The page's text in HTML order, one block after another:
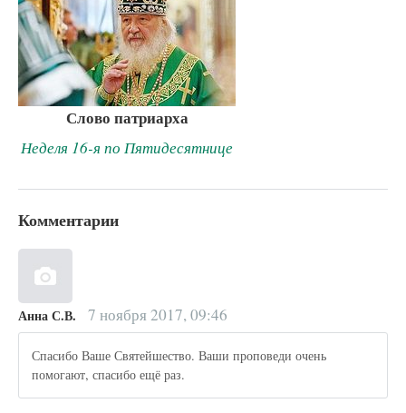
Слово патриарха
Неделя 16-я по Пятидесятнице
Комментарии
Анна С.В. 7 ноября 2017, 09:46
Спасибо Ваше Святейшество. Ваши проповеди очень
помогают, спасибо ещё раз.